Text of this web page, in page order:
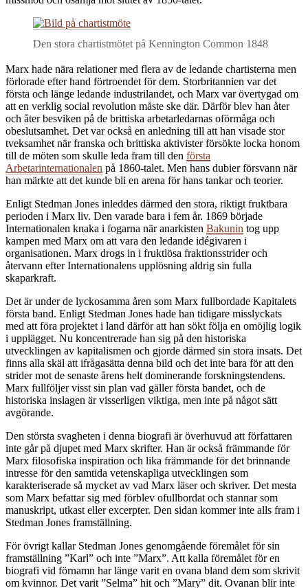
Den stora chartistmötet på Kennington Common 1848
Marx hade nära relationer med flera av de ledande chartisterna men
förlorade efter hand förtroendet för dem. Storbritannien var det
första och länge ledande industrilandet, och Marx var övertygad om
att en verklig social revolution måste ske där. Därför blev han åter
och åter besviken på de brittiska arbetarledarnas oförmåga och
obeslutsamhet. Det var också en anledning till att han visade stor
tveksamhet när franska och brittiska aktivister försökte locka honom
till de möten som skulle leda fram till den första
Arbetarinternationalen på 1860-talet. Men hans dubier försvann när
han märkte att det kunde bli en arena för hans tankar och teorier.
Enligt Stedman Jones inleddes därmed den stora, riktigt fruktbara
perioden i Marx liv. Den varade bara i fem år. 1869 började
Internationalen knaka i fogarna när anarkisten Bakunin tog upp
kampen med Marx om att vara den ledande idégivaren i
organisationen. Marx drogs in i fruktlösa fraktionsstrider och
återvann efter Internationalens upplösning aldrig sin fulla
skaparkraft.
Det är under de lyckosamma åren som Marx fullbordade Kapitalets
första band. Enligt Stedman Jones hade han tidigare misslyckats
med att föra projektet i land därför att han sökt följa en omöjlig logik
i upplägget. Nu koncentrerade han sig på den historiska
utvecklingen av kapitalismen och gjorde därmed sin stora insats. Det
finns alla skäl att ifrågasätta denna bild och det inte bara för att den
strider mot de senaste årens helt dominerande forskningstendens.
Marx fullföljer visst sin plan vad gäller första bandet, och de
historiska inslagen är visserligen viktiga, men inte på något sätt
avgörande.
Den största svagheten i denna biografi är överhuvud att författaren
inte går på djupet med Marx skrifter. Han är också främmande för
Marx filosofiska inspiration och lika främmande för det brinnande
intresse för den samtida vetenskapliga utvecklingen som
karakteriserade så mycket av vad Marx läser och skriver. Det mesta
som Marx befattar sig med förblev ofullbordat och stannar som
manuskript, utkast eller excerpter. Den sidan kommer inte alls fram i
Stedman Jones framställning.
För övrigt kallar Stedman Jones genomgående föremålet för sin
framställning ”Karl” och inte ”Marx”. Att kalla föremålet för en
biografi vid förnamn har länge varit en ovana bland dem som skrivit
om kvinnor. Det varit ”Selma” hit och ”Mary” dit. Ovanan blir inte